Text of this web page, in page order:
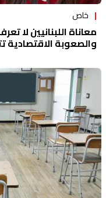
خاص
معاناة اللبنانيين لا
والصعوبة الاقتصادية